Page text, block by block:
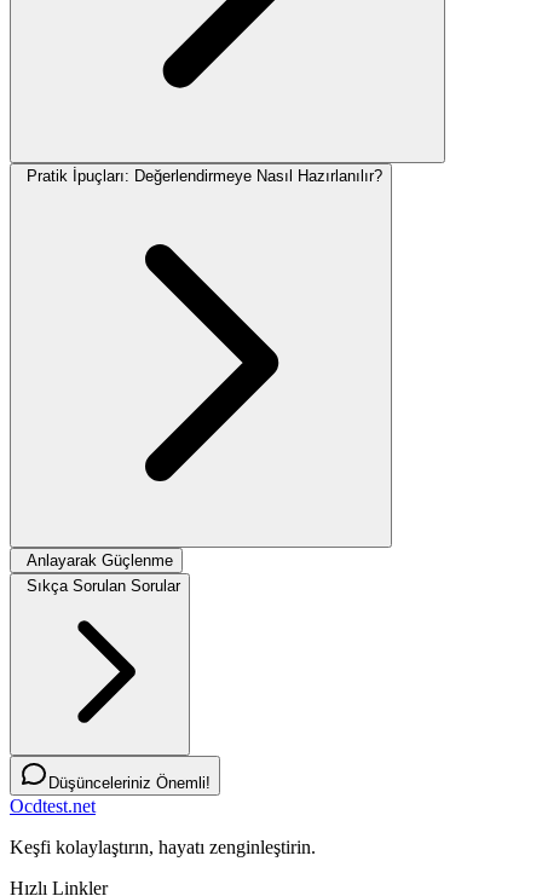
Pratik İpuçları: Değerlendirmeye Nasıl Hazırlanılır?
Anlayarak Güçlenme
Sıkça Sorulan Sorular
Düşünceleriniz Önemli!
Ocdtest.net
Keşfi kolaylaştırın, hayatı zenginleştirin.
Hızlı Linkler